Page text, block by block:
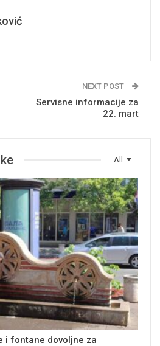
NEXT POST
Servisne informacije za
22. mart
All
i fontane dovoljne za